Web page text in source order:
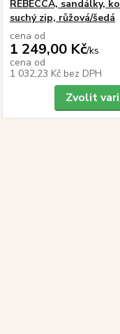
REBECCA, sandálky,
suchý zip, růžová/šedá
cena od
1 249,00 Kč/ks
cena od
1 032,23 Kč bez DPH
Zvolit